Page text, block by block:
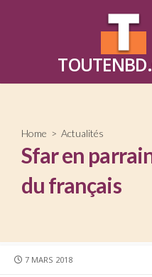
Home > Actualités
Sfar en
du français
PUBLISHED
7 MARS 2018